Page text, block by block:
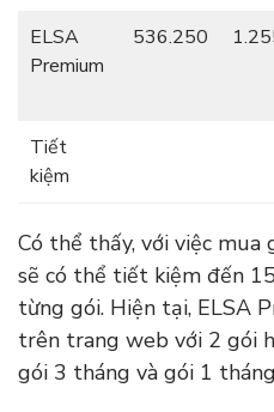
ELSA
Premium
536.250
Tiết
kiệm
Có thể thấy, với việc mua
sẽ có thể tiết kiệm đến
từng gói. Hiện tại, ELSA
trên trang web với 2 gói
gói 3 tháng và gói 1